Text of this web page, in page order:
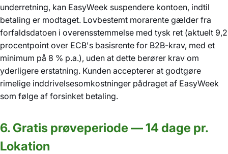
underretning, kan EasyWeek suspendere kontoen, indtil
betaling er modtaget. Lovbestemt morarente gælder fra
forfaldsdatoen i overensstemmelse med tysk ret (aktuelt 9,2
procentpoint over ECB's basisrente for B2B-krav, med et
minimum på 8 % p.a.), uden at dette berører krav om
yderligere erstatning. Kunden accepterer at godtgøre
rimelige inddrivelsesomkostninger pådraget af EasyWeek
som følge af forsinket betaling.
6. Gratis prøveperiode — 14 dage pr.
Lokation